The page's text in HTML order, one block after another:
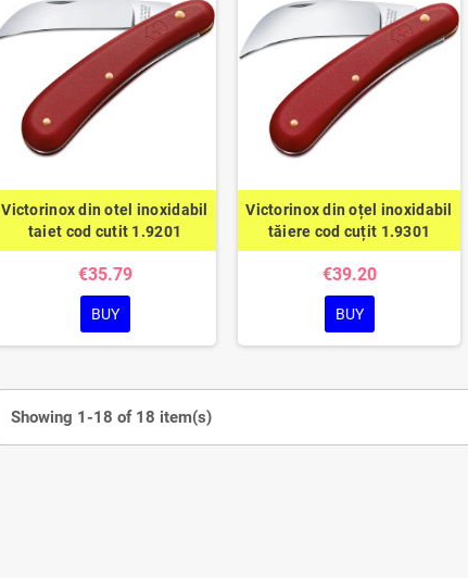
Victorinox din otel inoxidabil
taiet cod cutit 1.9201
€35.79
BUY
Victorinox din oțel inoxidabil
tăiere cod cuțit 1.9301
€39.20
BUY
Showing 1-18 of 18 item(s)